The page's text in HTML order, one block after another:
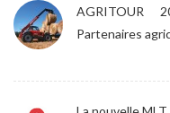
AGRITOUR
Partenaires